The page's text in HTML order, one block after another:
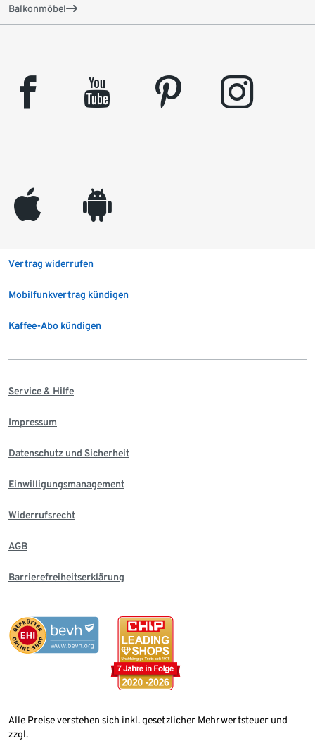
Balkonmöbel
facebook youtube pinterest instagram
appleinc android
Vertrag widerrufen
Mobilfunkvertrag kündigen
Kaffee-Abo kündigen
Service & Hilfe
Impressum
Datenschutz und Sicherheit
Einwilligungsmanagement
Widerrufsrecht
AGB
Barrierefreiheitserklärung
Alle Preise verstehen sich inkl. gesetzlicher Mehrwertsteuer und
zzgl.